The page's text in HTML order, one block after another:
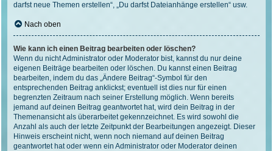
darfst neue Themen erstellen“, „Du darfst Dateianhänge erstellen“ usw.
Nach oben
Wie kann ich einen Beitrag bearbeiten oder löschen?
Wenn du nicht Administrator oder Moderator bist, kannst du nur deine
eigenen Beiträge bearbeiten oder löschen. Du kannst einen Beitrag
bearbeiten, indem du das „Ändere Beitrag“-Symbol für den
entsprechenden Beitrag anklickst; eventuell ist dies nur für einen
begrenzten Zeitraum nach seiner Erstellung möglich. Wenn bereits
jemand auf deinen Beitrag geantwortet hat, wird dein Beitrag in der
Themenansicht als überarbeitet gekennzeichnet. Es wird sowohl die
Anzahl als auch der letzte Zeitpunkt der Bearbeitungen angezeigt. Dieser
Hinweis erscheint nicht, wenn noch niemand auf deinen Beitrag
geantwortet hat oder wenn ein Administrator oder Moderator deinen